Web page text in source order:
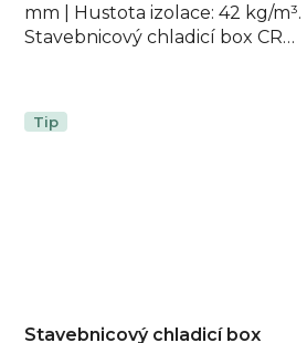
mm | Hustota izolace: 42 kg/m³.
Stavebnicový chladicí box CR
Tip
Stavebnicový chladicí box